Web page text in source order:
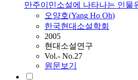
만주이민소설에 나타나는 인물
오양호(Yang Ho Oh)
한국현대소설학회
2005
현대소설연구
Vol.- No.27
원문보기